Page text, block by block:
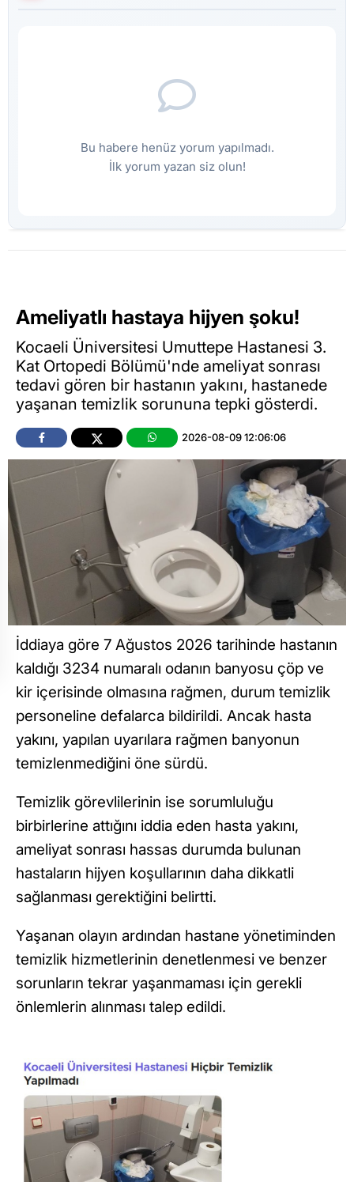
Bu habere henüz yorum yapılmadı.
İlk yorum yazan siz olun!
Ameliyatlı hastaya hijyen şoku!
Kocaeli Üniversitesi Umuttepe Hastanesi 3.
Kat Ortopedi Bölümü'nde ameliyat sonrası
tedavi gören bir hastanın yakını, hastanede
yaşanan temizlik sorununa tepki gösterdi.
2026-08-09 12:06:06
İddiaya göre 7 Ağustos 2026 tarihinde hastanın
kaldığı 3234 numaralı odanın banyosu çöp ve
kir içerisinde olmasına rağmen, durum temizlik
personeline defalarca bildirildi. Ancak hasta
yakını, yapılan uyarılara rağmen banyonun
temizlenmediğini öne sürdü.
Temizlik görevlilerinin ise sorumluluğu
birbirlerine attığını iddia eden hasta yakını,
ameliyat sonrası hassas durumda bulunan
hastaların hijyen koşullarının daha dikkatli
sağlanması gerektiğini belirtti.
Yaşanan olayın ardından hastane yönetiminden
temizlik hizmetlerinin denetlenmesi ve benzer
sorunların tekrar yaşanmaması için gerekli
önlemlerin alınması talep edildi.